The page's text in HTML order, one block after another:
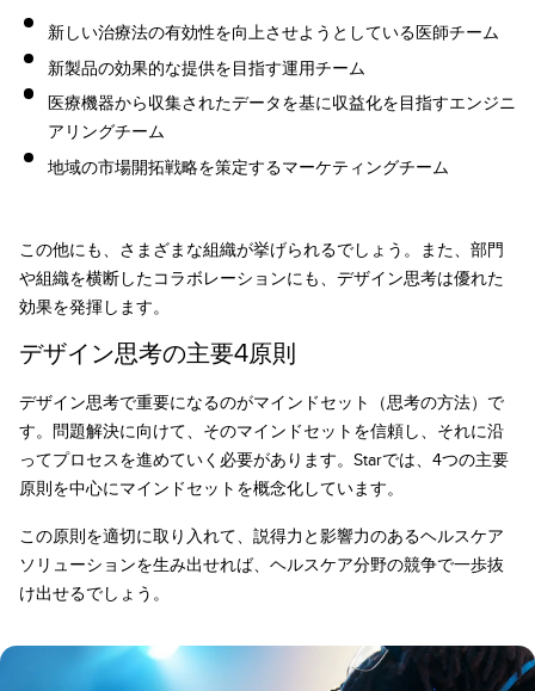
新しい治療法の有効性を向上させようとしている医師チーム
新製品の効果的な提供を目指す運用チーム
医療機器から収集されたデータを基に収益化を目指すエンジニ
アリングチーム
地域の市場開拓戦略を策定するマーケティングチーム
この他にも、さまざまな組織が挙げられるでしょう。また、部門
や組織を横断したコラボレーションにも、デザイン思考は優れた
効果を発揮します。
デザイン思考の主要4原則
デザイン思考で重要になるのがマインドセット（思考の方法）で
す。問題解決に向けて、そのマインドセットを信頼し、それに沿
ってプロセスを進めていく必要があります。Starでは、4つの主要
原則を中心にマインドセットを概念化しています。
この原則を適切に取り入れて、説得力と影響力のあるヘルスケア
ソリューションを生み出せれば、ヘルスケア分野の競争で一歩抜
け出せるでしょう。